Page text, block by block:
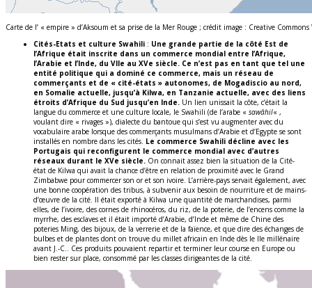
Carte de l’ « empire » d’Aksoum et sa prise de la Mer Rouge ; crédit image : Creative
Cités-Etats et culture Swahili : Une grande partie de la côté Est de
l’Afrique était inscrite dans un commerce mondial entre l’Afrique,
l’Arabie et l’Inde, du VIIe au XVe siècle. Ce n’est pas en tant que tel une
entité politique qui a dominé ce commerce, mais un réseau de
commerçants et de « cité-états » autonomes, de Mogadiscio au nord,
en Somalie actuelle, jusqu’à Kilwa, en Tanzanie actuelle, avec des liens
étroits d’Afrique du Sud jusqu’en Inde. Un lien unissait la côte, c’était la
langue du commerce et une culture locale, le Swahili (de l’arabe « sawâhil« ,
voulant dire « rivages »), dialecte du bantoue qui s’est vu augmenter avec du
vocabulaire arabe lorsque des commerçants musulmans d’Arabie et d’Egypte se sont
installés en nombre dans les cités. Le commerce Swahili décline avec les
Portugais qui reconfigurent le commerce mondial avec d’autres
réseaux durant le XVe siècle. On connait assez bien la situation de la Cité-
état de Kilwa qui avait la chance d’être en relation de proximité avec le Grand
Zimbabwe pour commercer son or et son ivoire. L’arrière-pays servait également, avec
une bonne coopération des tribus, à subvenir aux besoin de nourriture et de mains-
d’œuvre de la cité. Il était exporté à Kilwa une quantité de marchandises, parmi
elles, de l’ivoire, des cornes de rhinocéros, du riz, de la poterie, de l’encens comme la
myrrhe, des esclaves et il était importé d’Arabie, d’Inde et même de Chine des
poteries Ming, des bijoux, de la verrerie et de la faïence, et que dire des échanges de
bulbes et de plantes dont on trouve du millet africain en Inde dès le IIe millénaire
avant J.-C.. Ces produits pouvaient repartir et terminer leur course en Europe ou
bien rester sur place, consommé par les classes dirigeantes de la cité.